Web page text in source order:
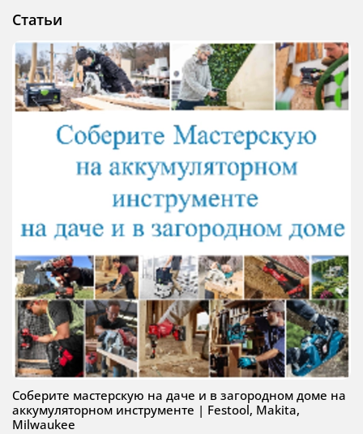
Статьи
Соберите мастерскую на даче и в загородном доме на
аккумуляторном инструменте | Festool, Makita,
Milwaukee